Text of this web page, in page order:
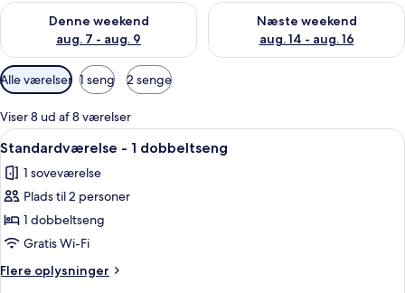
Denne weekend
aug. 7 - aug. 9
Tjek tilgængelighed for denne weekend aug. 7 - aug. 9
Næste weekend
aug. 14 - aug. 16
Tjek tilgængelighed for næste
Tilgængelige
filtre
for
værelser
Alle værelser 1 seng 2 senge
Viser 8 ud af 8 værelser
Indlæs
alle
billeder
af
Standardværelse
-
1
dobbeltseng
Et hotelværelse med en seng, et
5
Standardværelse - 1 dobbeltseng
1 soveværelse
Plads til 2 personer
1 dobbeltseng
Gratis Wi-Fi
Flere oplysninger
Flere